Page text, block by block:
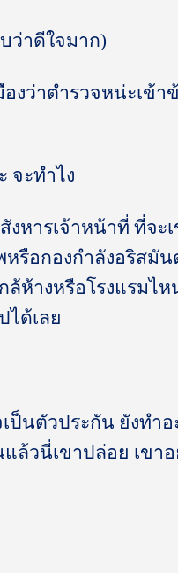
ว่าดีใจมาก)
งว่าตำรวจหน่ะเข้า
จะทำไง
งหารเจ้าหน้าที่ ที่จะ
รือกองกำลังอริสมัน
ล้ห้างหรือโรงแรมไ
ได้เลย
นตัวประกัน ยังทำอ
ล้วนี่เขาปล่อย เขาอ